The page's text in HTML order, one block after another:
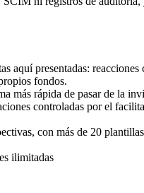
presentadas:
fondos.
más rápida de pasar de la
controladas por el
con más de 20
ilimitadas